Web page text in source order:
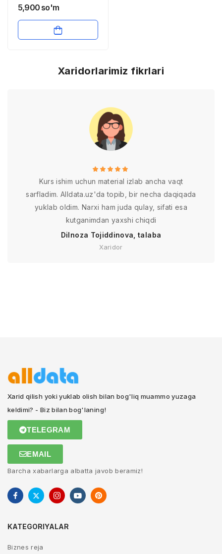
tamoyillari
5,900 so'm
Xaridorlarimiz fikrlari
Kurs ishim uchun material izlab ancha vaqt
sarfladim. Alldata.uz'da topib, bir necha daqiqada
yuklab oldim. Narxi ham juda qulay, sifati esa
kutganimdan yaxshi chiqdi
Dilnoza Tojiddinova, talaba
Xaridor
Xarid qilish yoki yuklab olish bilan bog'liq muammo yuzaga
keldimi? - Biz bilan bog'laning!
TELEGRAM
EMAIL
Barcha xabarlarga albatta javob beramiz!
KATEGORIYALAR
Biznes reja